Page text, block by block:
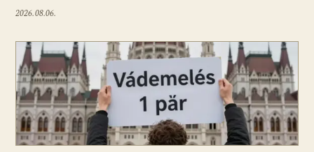
2026.08.06.